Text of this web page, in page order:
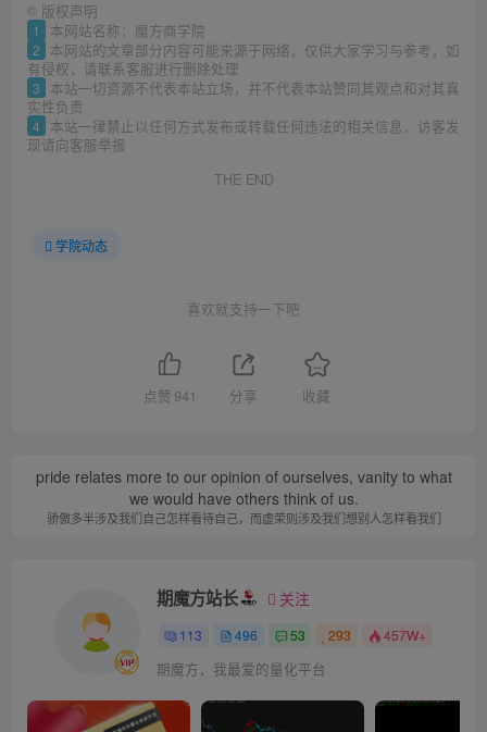
© 版权声明
1 本网站名称：魔方商学院
2
本网站的文章部分内容可能来源于网络，仅供大家学习与参考，如
有侵权，请联系客服进行删除处理
3
本站一切资源不代表本站立场，并不代表本站赞同其观点和对其真
实性负责
4
本站一律禁止以任何方式发布或转载任何违法的相关信息，访客发
现请向客服举报
THE END
学院动态
喜欢就支持一下吧
点赞 941 分享 收藏
pride relates more to our opinion of ourselves, vanity to what
we would have others think of us.
骄傲多半涉及我们自己怎样看待自己，而虚荣则涉及我们想别人怎样看我们
期魔方站长 关注
113 496 53 293 457W+
期魔方，我最爱的量化平台